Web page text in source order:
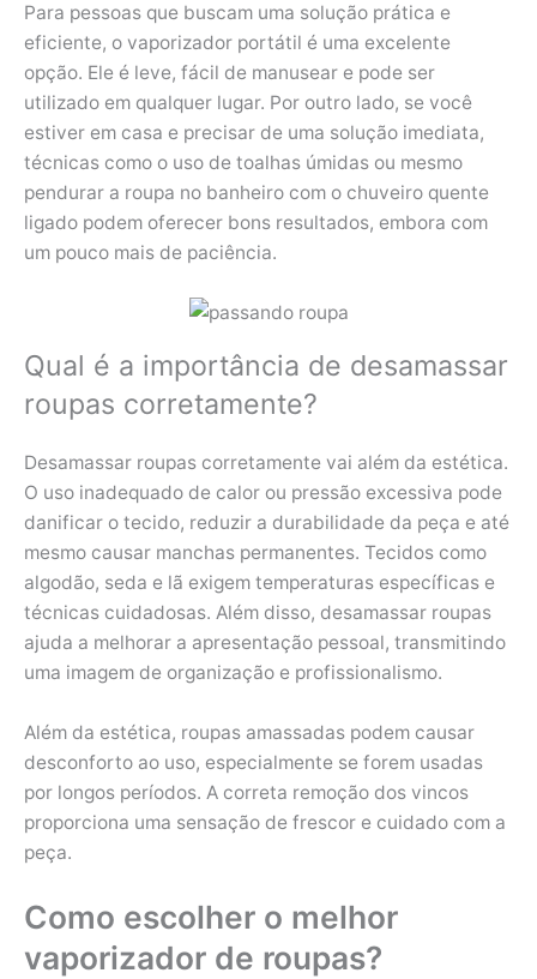
Para pessoas que buscam uma solução prática e
eficiente, o vaporizador portátil é uma excelente
opção. Ele é leve, fácil de manusear e pode ser
utilizado em qualquer lugar. Por outro lado, se você
estiver em casa e precisar de uma solução imediata,
técnicas como o uso de toalhas úmidas ou mesmo
pendurar a roupa no banheiro com o chuveiro quente
ligado podem oferecer bons resultados, embora com
um pouco mais de paciência.
Qual é a importância de desamassar
roupas corretamente?
Desamassar roupas corretamente vai além da estética.
O uso inadequado de calor ou pressão excessiva pode
danificar o tecido, reduzir a durabilidade da peça e até
mesmo causar manchas permanentes. Tecidos como
algodão, seda e lã exigem temperaturas específicas e
técnicas cuidadosas. Além disso, desamassar roupas
ajuda a melhorar a apresentação pessoal, transmitindo
uma imagem de organização e profissionalismo.
Além da estética, roupas amassadas podem causar
desconforto ao uso, especialmente se forem usadas
por longos períodos. A correta remoção dos vincos
proporciona uma sensação de frescor e cuidado com a
peça.
Como escolher o melhor
vaporizador de roupas?